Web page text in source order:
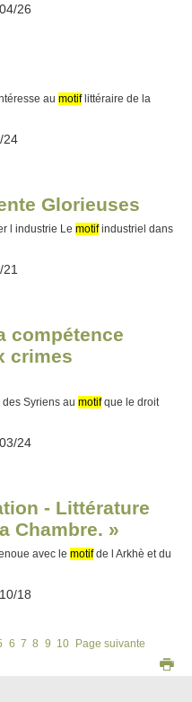
26
au motiflittéraire de la
24
Glorieuses
l industrie Le motifindustriel dans
21
compétence
crimes
Syriens au motifque le droit
24
- Littérature
Chambre. »
avec le motifde l Arkhè et du
18
6 7 8 9 10 Page suivante